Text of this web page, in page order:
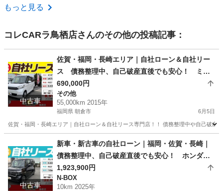
福岡 古賀市
もっと見る
コレCARラ鳥栖店さんのその他の投稿記事：
中古車
佐賀・福岡・長崎エリア｜自社ローン＆自社リー
ス 債務整理中、自己破産直後でも安心！ ミツ
ビシ eKスペース H27年式
690,000円
その他
55,000km 2015年
福岡県 朝倉市 6月5日
佐賀・福岡・長崎エリア｜自社ローン＆自社リース専門店！！ 債務整理中や自己破
その他 ローン
中古車
新車・新古車の自社ローン｜福岡・佐賀・長崎｜
債務整理中、自己破産直後でも安心！ ホンダ N
-BOXカスタム R07年式
1,923,900円
N-BOX
10km 2025年